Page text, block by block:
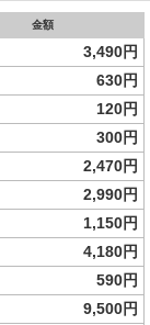
金額
3,490円
630円
120円
300円
2,470円
2,990円
1,150円
4,180円
590円
9,500円